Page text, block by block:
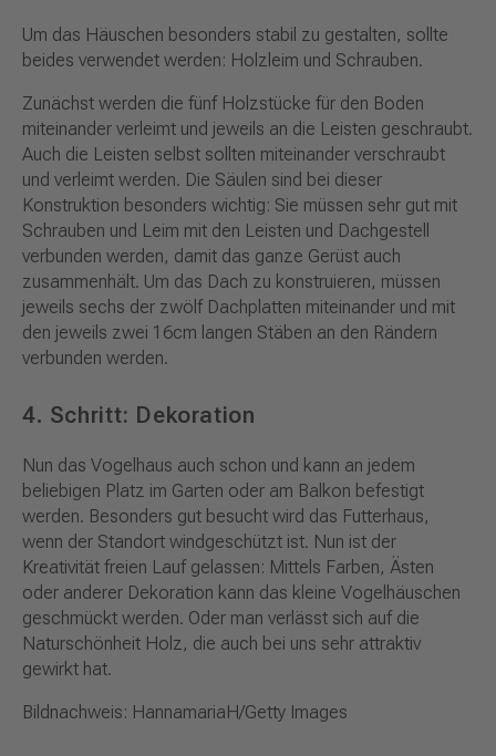
Um das Häuschen besonders stabil zu gestalten, sollte
beides verwendet werden: Holzleim und Schrauben.
Zunächst werden die fünf Holzstücke für den Boden
miteinander verleimt und jeweils an die Leisten geschraubt.
Auch die Leisten selbst sollten miteinander verschraubt
und verleimt werden. Die Säulen sind bei dieser
Konstruktion besonders wichtig: Sie müssen sehr gut mit
Schrauben und Leim mit den Leisten und Dachgestell
verbunden werden, damit das ganze Gerüst auch
zusammenhält. Um das Dach zu konstruieren, müssen
jeweils sechs der zwölf Dachplatten miteinander und mit
den jeweils zwei 16cm langen Stäben an den Rändern
verbunden werden.
4. Schritt: Dekoration
Nun das Vogelhaus auch schon und kann an jedem
beliebigen Platz im Garten oder am Balkon befestigt
werden. Besonders gut besucht wird das Futterhaus,
wenn der Standort windgeschützt ist. Nun ist der
Kreativität freien Lauf gelassen: Mittels Farben, Ästen
oder anderer Dekoration kann das kleine Vogelhäuschen
geschmückt werden. Oder man verlässt sich auf die
Naturschönheit Holz, die auch bei uns sehr attraktiv
gewirkt hat.
Bildnachweis: HannamariaH/Getty Images